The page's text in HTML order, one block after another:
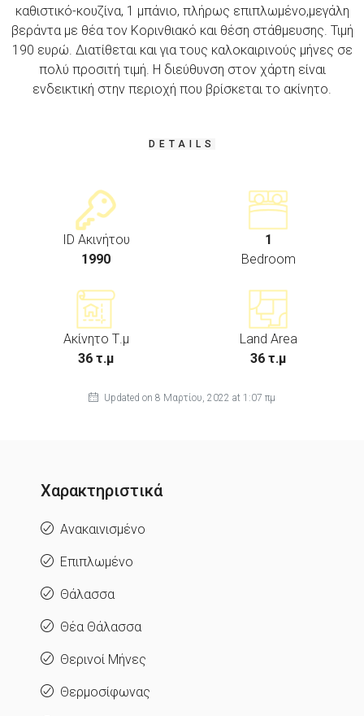
καθιστικό-κουζίνα, 1 μπάνιο, πλήρως επιπλωμένο,μεγάλη
βεράντα με θέα τον Κορινθιακό και θέση στάθμευσης. Τιμή
190 ευρώ. Διατίθεται και για τους καλοκαιρινούς μήνες σε
πολύ προσιτή τιμή. Η διεύθυνση στον χάρτη είναι
ενδεικτική στην περιοχή που βρίσκεται το ακίνητο.
DETAILS
ID Ακινήτου
1990
1
Bedroom
Ακίνητο Τ.μ
36 τ.μ
Land Area
36 τ.μ
Updated on 8 Μαρτίου, 2022 at 1:07 πμ
Χαρακτηριστικά
Ανακαινισμένο
Επιπλωμένο
Θάλασσα
Θέα Θάλασσα
Θερινοί Μήνες
Θερμοσίφωνας